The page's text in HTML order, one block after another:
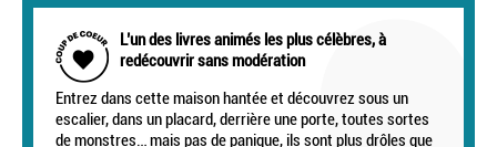
L’un des livres animés les plus célèbres, à
redécouvrir sans modération
Entrez dans cette maison hantée et découvrez sous un
escalier, dans un placard, derrière une porte, toutes sortes
de monstres… mais pas de panique, ils sont plus drôles que